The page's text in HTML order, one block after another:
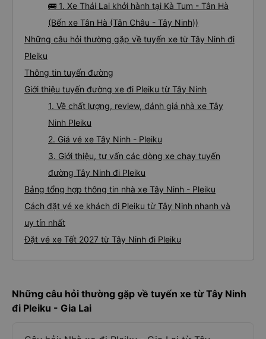
🚌 1. Xe Thái Lai khởi hành tại Kà Tum - Tân Hà
(Bến xe Tân Hà (Tân Châu - Tây Ninh))
Những câu hỏi thường gặp về tuyến xe từ Tây Ninh đi
Pleiku
Thông tin tuyến đường
Giới thiệu tuyến đường xe đi Pleiku từ Tây Ninh
1. Về chất lượng, review, đánh giá nhà xe Tây
Ninh Pleiku
2. Giá vé xe Tây Ninh - Pleiku
3. Giới thiệu, tư vấn các dòng xe chạy tuyến
đường Tây Ninh đi Pleiku
Bảng tổng hợp thông tin nhà xe Tây Ninh - Pleiku
Cách đặt vé xe khách đi Pleiku từ Tây Ninh nhanh và
uy tín nhất
Đặt vé xe Tết 2027 từ Tây Ninh đi Pleiku
Những câu hỏi thường gặp về tuyến xe từ Tây Ninh
đi Pleiku - Gia Lai